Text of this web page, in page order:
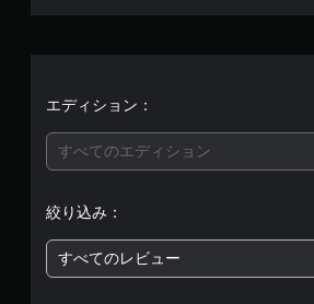
エディション：
すべてのエディション
絞り込み：
すべてのレビュー